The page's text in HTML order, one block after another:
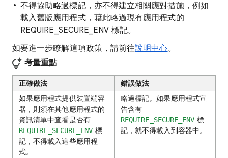
不得協助略過標記，亦不得建立相關應對措施，例如
載入舊版應用程式，藉此略過現有應用程式的
REQUIRE_SECURE_ENV 標記。
如要進一步瞭解這項政策，請前往說明中心。
考量重點
正確做法
錯誤做法
如果應用程式提供裝置端容
器，則須在其他應用程式的
資訊清單中查看是否有
REQUIRE_SECURE_ENV 標
記，不得載入這些應用程
式。
略過標記。如果應用程式宣
告含有
REQUIRE_SECURE_ENV 標
記，就不得載入到容器中。